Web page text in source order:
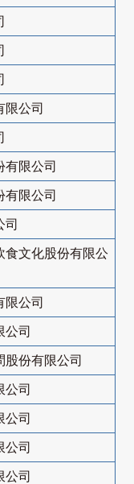
限公司
有限公司
有限公司
司
食文化股份有限公
限公司
公司
份有限公司
公司
公司
公司
公司